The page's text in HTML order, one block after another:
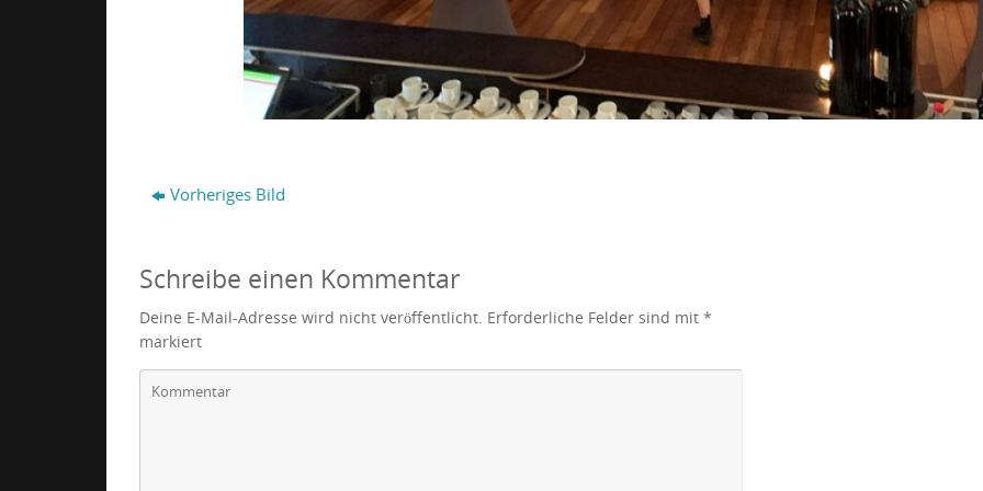
Vorheriges Bild
Schreibe einen Kommentar
Deine E-Mail-Adresse wird nicht veröffentlicht. Erforderliche Felder sind mit *
markiert